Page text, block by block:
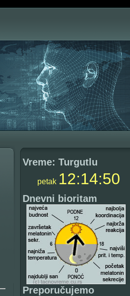
Vreme: Turgutlu
petak 12:14:51
Dnevni bioritam
Preporučujemo